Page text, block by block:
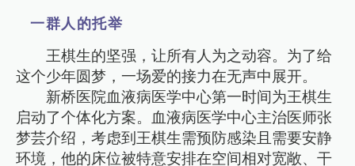
一群人的托举
王棋生的坚强，让所有人为之动容。为了给
这个少年圆梦，一场爱的接力在无声中展开。
新桥医院血液病医学中心第一时间为王棋生
启动了个体化方案。血液病医学中心主治医师张
梦芸介绍，考虑到王棋生需预防感染且需要安静
环境，他的床位被特意安排在空间相对宽敞、干